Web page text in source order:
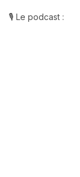
🎙️ Le podcast :